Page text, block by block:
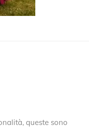
queste sono